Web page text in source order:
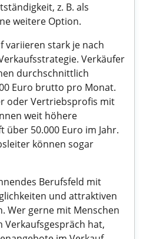
z. B. als
weitere Option.
variieren stark je nach
Verkäufer
durchschnittlich
Euro brutto pro Monat.
oder Vertriebsprofis mit
weit höhere
über 50.000 Euro im Jahr.
können sogar
Berufsfeld mit
und attraktiven
Wer gerne mit Menschen
hat,